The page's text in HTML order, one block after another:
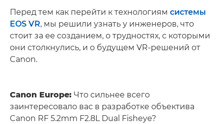
Перед тем как перейти к технологиям системы
EOS VR, мы решили узнать у инженеров, что
стоит за ее созданием, о трудностях, с которыми
они столкнулись, и о будущем VR-решений от
Canon.
Canon Europe: Что сильнее всего
заинтересовало вас в разработке объектива
Canon RF 5.2mm F2.8L Dual Fisheye?